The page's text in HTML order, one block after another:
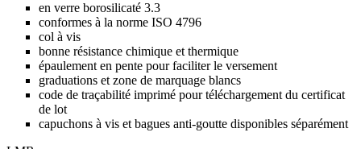
en verre borosilicaté 3.3
conformes à la norme ISO 4796
col à vis
bonne résistance chimique et thermique
épaulement en pente pour faciliter le versement
graduations et zone de marquage blancs
code de traçabilité imprimé pour téléchargement du certificat
de lot
capuchons à vis et bagues anti-goutte disponibles séparément